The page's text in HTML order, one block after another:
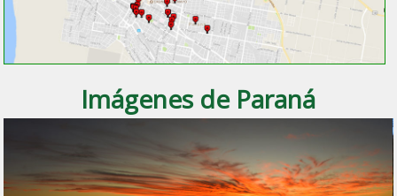
Imágenes de Paraná